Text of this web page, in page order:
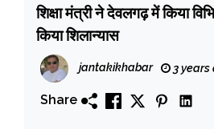
शिक्षा मंत्री ने देवलगढ़ में किया
किया शिलान्यास
jantakikhabar 3 years
Share